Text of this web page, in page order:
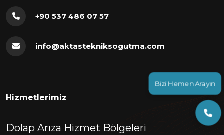
Bizi Hemen Arayın
+90 537 486 07 57
info@aktastekniksogutma.com
Hizmetlerimiz
Dolap Arıza Hizmet Bölgeleri